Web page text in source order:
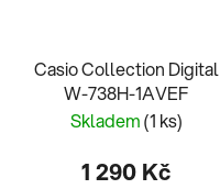
Casio Collection Digital
W-738H-1AVEF
Skladem(1 ks)
1 290 Kč